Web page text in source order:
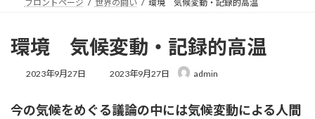
フロントページ 世界の闘い 環境 気候変動・記録的高温
環境 気候変動・記録的高温
2023年9月27日
最
新
2023年9月27日 admin
今の気候をめぐる議論の中には気候変動による人間